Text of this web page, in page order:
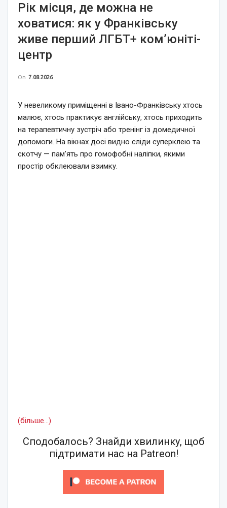
Рік місця, де можна не
ховатися: як у Франківську
живе перший ЛГБТ+ ком’юніті-
центр
On 7.08.2026
У невеликому приміщенні в Івано-Франківську хтось
малює, хтось практикує англійську, хтось приходить
на терапевтичну зустріч або тренінг із домедичної
допомоги. На вікнах досі видно сліди суперклею та
скотчу — пам’ять про гомофобні наліпки, якими
простір обклеювали взимку.
(більше…)
Сподобалось? Знайди хвилинку, щоб
підтримати нас на Patreon!